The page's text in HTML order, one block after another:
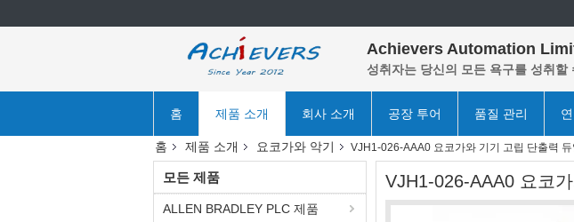
Achievers Automation
성취자는 당신의 모든 욕구를 성취할
홈 제품 소개 회사 소개 공장 투어 품질 관리
홈 제품 소개 요코가와 악기 VJH1-026-AAA0 요코가와 기기 고립 단출력 듀
모든 제품
ALLEN BRADLEY PLC 제품
VJH1-026-AAA0 요코